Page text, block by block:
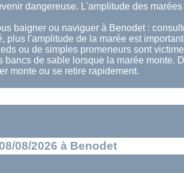
dangereuse. L'amplitude des
baigner ou naviguer à Benodet :
plus l'amplitude de la marée est
ou de simples promeneurs sont
bancs de sable lorsque la marée monte.
monte ou se retire rapidement.
08/2026 à Benodet